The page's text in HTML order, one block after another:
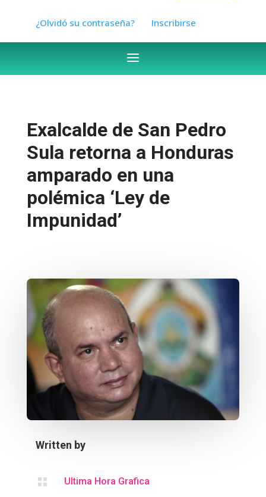
¿Olvidó su contraseña? Inscribirse
Exalcalde de San Pedro
Sula retorna a Honduras
amparado en una
polémica ‘Ley de
Impunidad’
Written by
 Ultima Hora Grafica